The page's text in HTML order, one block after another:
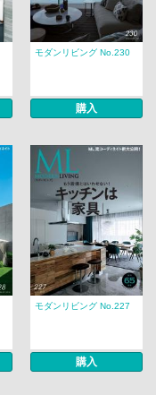
モダンリビング No.230
購入
モダンリビング No.227
購入